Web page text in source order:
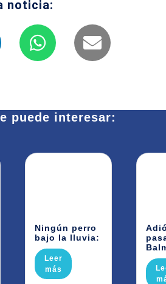
noticia:
puede interesar:
Ningún perro
bajo la lluvia:
Leer
más